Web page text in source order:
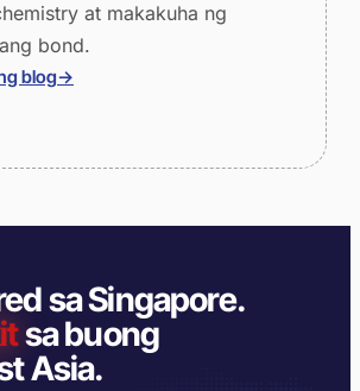
at makakuha ng
bond.
blog→
sa Singapore.
sa buong
Asia.